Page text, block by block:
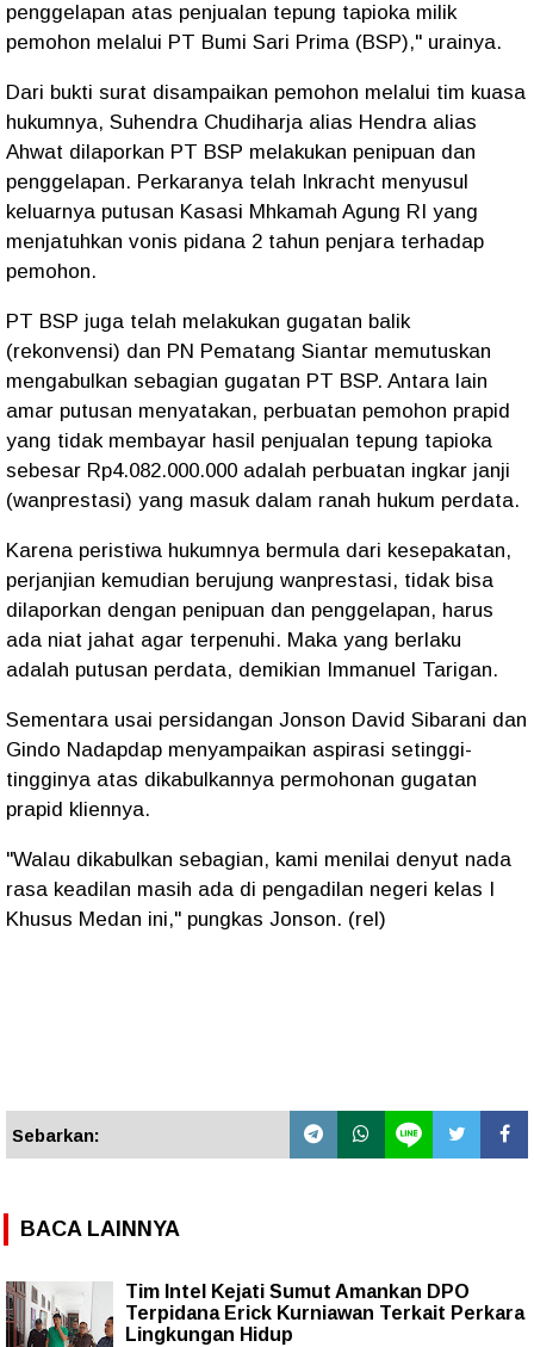
penggelapan atas penjualan tepung tapioka milik
pemohon melalui PT Bumi Sari Prima (BSP)," urainya.
Dari bukti surat disampaikan pemohon melalui tim kuasa
hukumnya, Suhendra Chudiharja alias Hendra alias
Ahwat dilaporkan PT BSP melakukan penipuan dan
penggelapan. Perkaranya telah Inkracht menyusul
keluarnya putusan Kasasi Mhkamah Agung RI yang
menjatuhkan vonis pidana 2 tahun penjara terhadap
pemohon.
PT BSP juga telah melakukan gugatan balik
(rekonvensi) dan PN Pematang Siantar memutuskan
mengabulkan sebagian gugatan PT BSP. Antara lain
amar putusan menyatakan, perbuatan pemohon prapid
yang tidak membayar hasil penjualan tepung tapioka
sebesar Rp4.082.000.000 adalah perbuatan ingkar janji
(wanprestasi) yang masuk dalam ranah hukum perdata.
Karena peristiwa hukumnya bermula dari kesepakatan,
perjanjian kemudian berujung wanprestasi, tidak bisa
dilaporkan dengan penipuan dan penggelapan, harus
ada niat jahat agar terpenuhi. Maka yang berlaku
adalah putusan perdata, demikian Immanuel Tarigan.
Sementara usai persidangan Jonson David Sibarani dan
Gindo Nadapdap menyampaikan aspirasi setinggi-
tingginya atas dikabulkannya permohonan gugatan
prapid kliennya.
"Walau dikabulkan sebagian, kami menilai denyut nada
rasa keadilan masih ada di pengadilan negeri kelas I
Khusus Medan ini," pungkas Jonson. (rel)
Sebarkan:
BACA LAINNYA
Tim Intel Kejati Sumut Amankan DPO
Terpidana Erick Kurniawan Terkait Perkara
Lingkungan Hidup